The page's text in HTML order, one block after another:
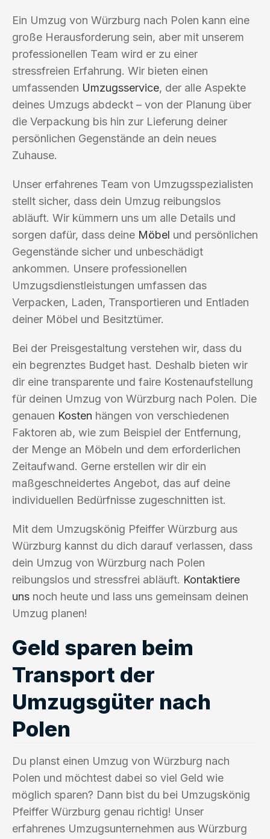
Ein Umzug von Würzburg nach Polen kann eine
große Herausforderung sein, aber mit unserem
professionellen Team wird er zu einer
stressfreien Erfahrung. Wir bieten einen
umfassenden Umzugsservice, der alle Aspekte
deines Umzugs abdeckt – von der Planung über
die Verpackung bis hin zur Lieferung deiner
persönlichen Gegenstände an dein neues
Zuhause.
Unser erfahrenes Team von Umzugsspezialisten
stellt sicher, dass dein Umzug reibungslos
abläuft. Wir kümmern uns um alle Details und
sorgen dafür, dass deine Möbel und persönlichen
Gegenstände sicher und unbeschädigt
ankommen. Unsere professionellen
Umzugsdienstleistungen umfassen das
Verpacken, Laden, Transportieren und Entladen
deiner Möbel und Besitztümer.
Bei der Preisgestaltung verstehen wir, dass du
ein begrenztes Budget hast. Deshalb bieten wir
dir eine transparente und faire Kostenaufstellung
für deinen Umzug von Würzburg nach Polen. Die
genauen Kosten hängen von verschiedenen
Faktoren ab, wie zum Beispiel der Entfernung,
der Menge an Möbeln und dem erforderlichen
Zeitaufwand. Gerne erstellen wir dir ein
maßgeschneidertes Angebot, das auf deine
individuellen Bedürfnisse zugeschnitten ist.
Mit dem Umzugskönig Pfeiffer Würzburg aus
Würzburg kannst du dich darauf verlassen, dass
dein Umzug von Würzburg nach Polen
reibungslos und stressfrei abläuft. Kontaktiere
uns noch heute und lass uns gemeinsam deinen
Umzug planen!
Geld sparen beim
Transport der
Umzugsgüter nach
Polen
Du planst einen Umzug von Würzburg nach
Polen und möchtest dabei so viel Geld wie
möglich sparen? Dann bist du bei Umzugskönig
Pfeiffer Würzburg genau richtig! Unser
erfahrenes Umzugsunternehmen aus Würzburg